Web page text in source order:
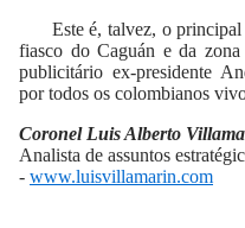
Este é, talvez, o principal
fiasco do Caguán e da
publicitário ex-presidente
por todos os colombianos
Coronel Luis Alberto
Analista de assuntos
- www.luisvillamarin.com